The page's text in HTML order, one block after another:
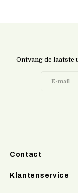
Contact
Ontvang de laatste
Klantenservice